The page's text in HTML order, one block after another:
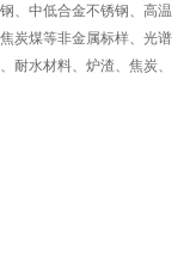
、中低合金不锈钢、高温
炭煤等非金属标样、光谱
耐水材料、炉渣、焦炭、